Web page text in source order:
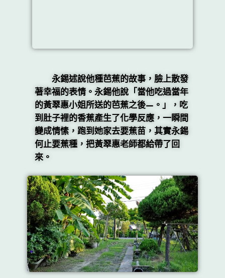
永錫述說他種芭蕉的故事，臉上散發
著幸福的表情。永錫他說「當他吃過當年
的黃翠惠小姐所送的芭蕉之後—。」，吃
到肚子裡的香蕉產生了化學反應，一瞬間
變成情愫，跑到她家去要蕉苗，其實永錫
何止要蕉種，把黃翠惠老師都給帶了回
來。